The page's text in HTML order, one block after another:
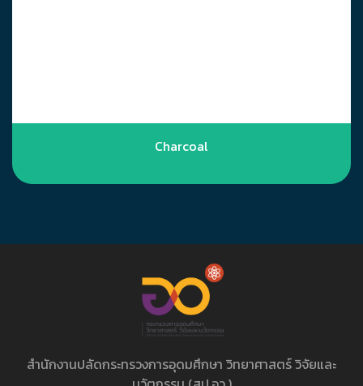
Charcoal
สำนักงานปลัดกระทรวงการอุดมศึกษา วิทยาศาสตร์ วิจัยและ